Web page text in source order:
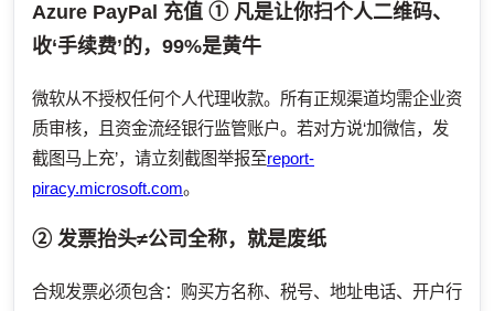
Azure PayPal 充值 ① 凡是让你扫个人二维码、
收‘手续费’的，99%是黄牛
微软从不授权任何个人代理收款。所有正规渠道均需企业资
质审核，且资金流经银行监管账户。若对方说‘加微信，发
截图马上充’，请立刻截图举报至report-
piracy.microsoft.com。
② 发票抬头≠公司全称，就是废纸
合规发票必须包含：购买方名称、税号、地址电话、开户行